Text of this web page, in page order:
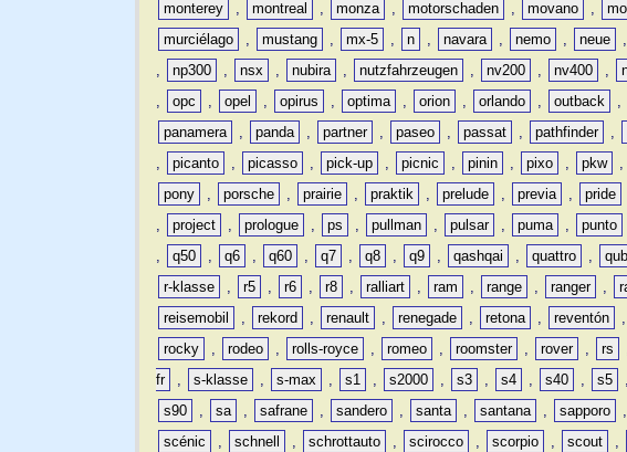
monterey
, montreal , monza , motorschaden , movano ,
murciélago
, mustang , mx-5 , n , navara , nemo , neue ,
,
np300 , nsx , nubira , nutzfahrzeugen , nv200 , nv400 ,
,
opc , opel , opirus , optima , orion , orlando , outback ,
panamera
, panda , partner , paseo , passat , pathfinder ,
,
picanto , picasso , pick-up , picnic , pinin , pixo , pkw ,
pony
, porsche , prairie , praktik , prelude , previa , pride
,
project , prologue , ps , pullman , pulsar , puma , punto
,
q50 , q6 , q60 , q7 , q8 , q9 , qashqai , quattro ,
r-klasse
, r5 , r6 , r8 , ralliart , ram , range , ranger ,
reisemobil
, rekord , renault , renegade , retona , reventón ,
rocky
, rodeo , rolls-royce , romeo , roomster , rover , rs
fr
, s-klasse , s-max , s1 , s2000 , s3 , s4 , s40 , s5 ,
s90
, sa , safrane , sandero , santa , santana , sapporo ,
scénic
, schnell , schrottauto , scirocco , scorpio , scout ,